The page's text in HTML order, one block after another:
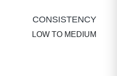
CONSISTENCY
LOW TO MEDIUM